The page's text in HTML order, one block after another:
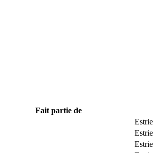
Fait partie de
Estrie
Estrie
Estrie